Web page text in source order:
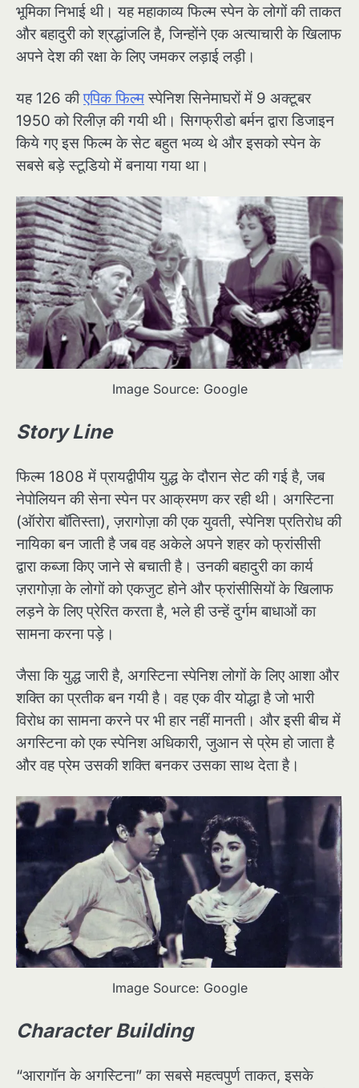
भूमिका निभाई थी। यह महाकाव्य फिल्म स्पेन के लोगों की ताकत
और बहादुरी को श्रद्धांजलि है, जिन्होंने एक अत्याचारी के खिलाफ
अपने देश की रक्षा के लिए जमकर लड़ाई लड़ी।
यह 126 कीएपिक फिल्मस्पेनिश सिनेमाघरों में 9 अक्टूबर
1950 को रिलीज़ की गयी थी। सिगफ्रीडो बर्मन द्वारा डिजाइन
किये गए इस फिल्म के सेट बहुत भव्य थे और इसको स्पेन के
सबसे बड़े स्टूडियो में बनाया गया था।
Image Source: Google
Story Line
फिल्म 1808 में प्रायद्वीपीय युद्ध के दौरान सेट की गई है, जब
नेपोलियन की सेना स्पेन पर आक्रमण कर रही थी। अगस्टिना
(ऑरोरा बॉतिस्ता), ज़रागोज़ा की एक युवती, स्पेनिश प्रतिरोध की
नायिका बन जाती है जब वह अकेले अपने शहर को फ्रांसीसी
द्वारा कब्जा किए जाने से बचाती है। उनकी बहादुरी का कार्य
ज़रागोज़ा के लोगों को एकजुट होने और फ्रांसीसियों के खिलाफ
लड़ने के लिए प्रेरित करता है, भले ही उन्हें दुर्गम बाधाओं का
सामना करना पड़े।
जैसा कि युद्ध जारी है, अगस्टिना स्पेनिश लोगों के लिए आशा और
शक्ति का प्रतीक बन गयी है। वह एक वीर योद्धा है जो भारी
विरोध का सामना करने पर भी हार नहीं मानती। और इसी बीच में
अगस्टिना को एक स्पेनिश अधिकारी, जुआन से प्रेम हो जाता है
और वह प्रेम उसकी शक्ति बनकर उसका साथ देता है।
Image Source: Google
Character Building
“आरागॉन के अगस्टिना” का सबसे महत्वपुर्ण ताकत, इसके